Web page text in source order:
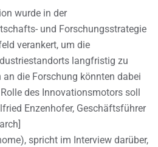
wurde in der
und Forschungsstrategie
verankert, um die
langfristig zu
die Forschung könnten dabei
des Innovationsmotors soll
Enzenhofer, Geschäftsführer
spricht im Interview darüber,